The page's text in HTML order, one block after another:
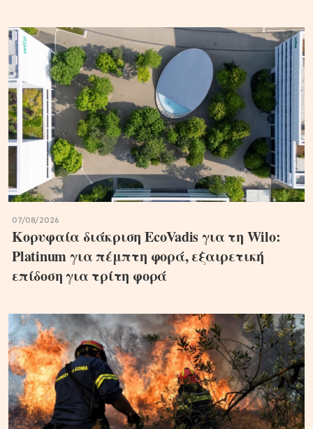
07/08/2026
Κορυφαία διάκριση EcoVadis για τη Wilo:
Platinum για πέμπτη φορά, εξαιρετική
επίδοση για τρίτη φορά